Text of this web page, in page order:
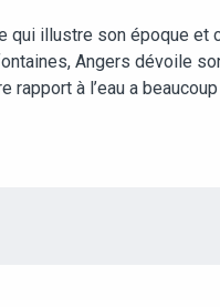
qui illustre son époque et
Angers dévoile
rapport à l’eau a